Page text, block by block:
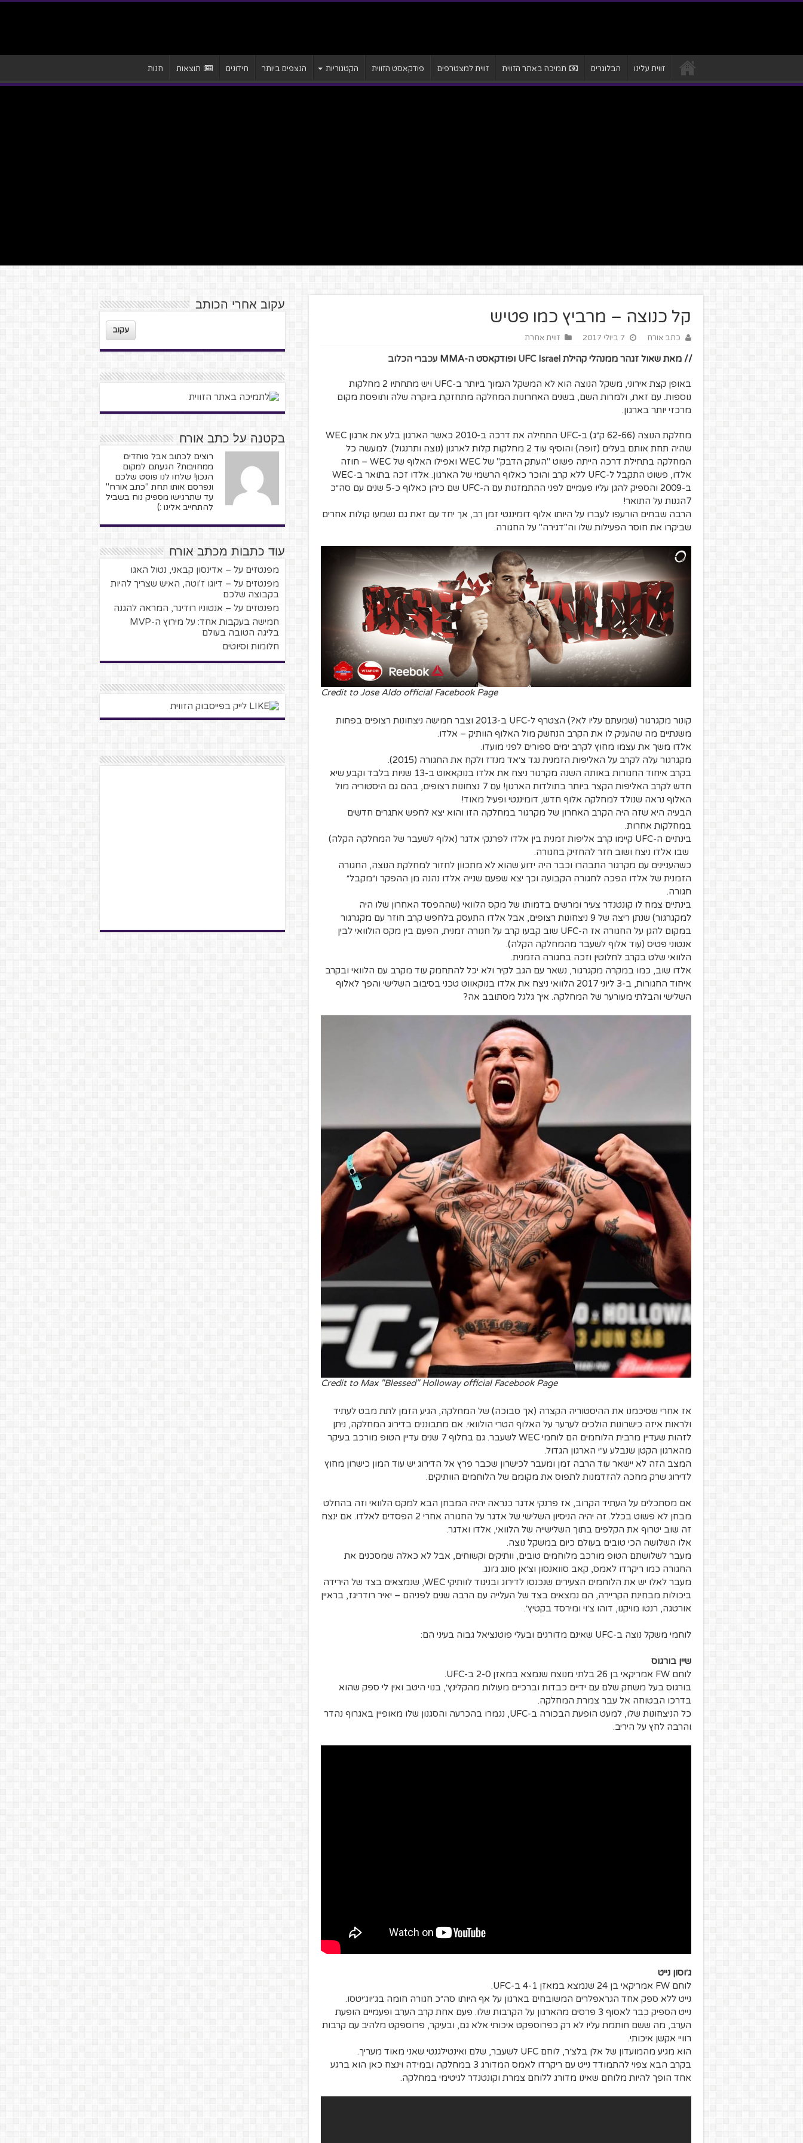
זווית עלינו הבלוגרים תמיכה באתר הזווית זווית למצטרפים פודקאסט הזווית הקטגוריות הנצפים ביותר חידונים תוצאות חנות
קל כנוצה – מרביץ כמו פטיש
כתב אורח 7 ביולי 2017 זווית אחרת
// מאת שאול זגהר ממנהלי קהילת UFC Israel ופודקאסט ה-MMA עכברי הכלוב
באופן קצת אירוני, משקל הנוצה הוא לא המשקל הנמוך ביותר ב-UFC ויש מתחתיו 2 מחלקות
נוספות. עם זאת, ולמרות השם, בשנים האחרונות המחלקה מתחזקת ביוקרה שלה ותופסת מקום
מרכזי יותר בארגון.
מחלקת הנוצה (62-66 ק״ג) ב-UFC התחילה את דרכה ב-2010 כאשר הארגון בלע את ארגון WEC
שהיה תחת אותם בעלים (זופה) והוסיף עוד 2 מחלקות קלות לארגון (נוצה ותרנגול).
למעשה כל
המחלקה בתחילת דרכה הייתה פשוט "העתק הדבק" של WEC ואפילו האלוף של WEC – חוזה
אלדו, פשוט התקבל ל-UFC ללא קרב והוכר כאלוף הרשמי של הארגון.
אלדו זכה בתואר ב-WEC
ב-2009 והספיק להגן עליו פעמיים לפני ההתמזגות עם ה-UFC שם כיהן כאלוף כ-5 שנים עם סה״כ
7הגנות על התואר!
הרבה שבחים הורעפו לעברו על היותו אלוף דומיננטי זמן רב, אך יחד עם זאת גם נשמעו קולות אחרים
שביקרו את חוסר הפעילות שלו וה"דגירה" על החגורה.
Credit to Jose Aldo official Facebook Page
קונור מקגרגור (שמעתם עליו לא?) הצטרף ל-UFC ב-2013 וצבר חמישה ניצחונות רצופים בפחות
משנתיים מה שהעניק לו את הקרב הנחשק מול האלוף הוותיק – אלדו.
אלדו משך את עצמו מחוץ לקרב ימים ספורים לפני מועדו.
מקגרגור עלה לקרב על האליפות הזמנית נגד צ׳אד מנדז ולקח את החגורה (2015).
בקרב איחוד החגורות באותה השנה מקרגור ניצח את אלדו בנוקאאוט ב-13 שניות בלבד וקבע שיא
חדש לקרב האליפות הקצר ביותר בתולדות הארגון! עם 7 נצחונות רצופים, בהם גם היסטוריה מול
האלוף נראה שנולד למחלקה אלוף חדש, דומיננטי ופעיל מאוד!
הבעיה היא שזה היה הקרב האחרון של מקרגור במחלקה הזו והוא יצא לחפש אתגרים חדשים
במחלקות אחרות.
בינתיים ה-UFC קיימו קרב אליפות זמנית בין אלדו לפרנקי אדגר (אלוף לשעבר של המחלקה הקלה)
שבו אלדו ניצח ושוב חזר להחזיק בחגורה.
כשהעניינים עם מקרגור התבהרו וכבר היה ידוע שהוא לא מתכוון לחזור למחלקת הנוצה, החגורה
הזמנית של אלדו הפכה לחגורה הקבועה וכך יצא שפעם שנייה אלדו נהנה מן ההפקר ו״מקבל״
חגורה.
בינתיים צמח לו קונטנדר צעיר ומרשים בדמותו של מקס הלוואי (שההפסד האחרון שלו היה
למקגרגור) שנתן ריצה של 9 ניצחונות רצופים, אבל אלדו התעסק בלחפש קרב חוזר עם מקגרגור
במקום להגן על החגורה אז ה-UFC שוב קבעו קרב על חגורה זמנית, הפעם בין מקס הולוואי לבין
אנטוני פטיס (עוד אלוף לשעבר מהמחלקה הקלה).
הלוואי שלט בקרב לחלוטין וזכה בחגורה הזמנית.
אלדו שוב, כמו במקרה מקגרגור, נשאר עם הגב לקיר ולא יכל להתחמק עוד מקרב עם הלוואי ובקרב
איחוד החגורות, ב-3 ליוני 2017 הלוואי ניצח את אלדו בנוקאווט טכני בסיבוב השלישי והפך לאלוף
השלישי והבלתי מעורער של המחלקה. איך גלגל מסתובב אה?
Credit to Max "Blessed" Holloway official Facebook Page
אז אחרי שסיכמנו את ההיסטוריה הקצרה (אך סבוכה) של המחלקה, הגיע הזמן לתת מבט לעתיד
ולראות איזה כישרונות הולכים לערער על האלוף הטרי הולוואי. אם מתבוננים בדירוג המחלקה, ניתן
לזהות שעדיין מרבית הלוחמים הם לוחמי WEC לשעבר.
גם בחלוף 7 שנים עדיין הטופ מורכב בעיקר
מהארגון הקטן שנבלע ע״י הארגון הגדול.
המצב הזה לא יישאר עוד הרבה זמן ומעבר לכישרון שכבר פרץ אל הדירוג יש עוד המון כישרון מחוץ
לדירוג שרק מחכה להזדמנות לתפוס את מקומם של הלוחמים הוותיקים.
אם מסתכלים על העתיד הקרוב, אז פרנקי אדגר כנראה יהיה המבחן הבא למקס הלוואי וזה בהחלט
מבחן לא פשוט בכלל. זה יהיה הניסיון השלישי של אדגר על החגורה אחרי 2 הפסדים לאלדו.
אם ינצח
זה שוב יטרוף את הקלפים בתוך השלישייה של הלוואי, אלדו ואדגר.
אלו השלושה הכי טובים בעולם כיום במשקל נוצה.
מעבר לשלושתם הטופ מורכב מלוחמים טובים, וותיקים וקשוחים, אבל לא כאלה שמסכנים את
החגורה כמו ריקרדו לאמס, קאב סוואנסון וצ׳אן סונג ג׳ונג.
מעבר לאלו יש את הלוחמים הצעירים שנכנסו לדירוג ובניגוד לוותיקי WEC, שנמצאים בצד של הירידה
ביכולות מבחינת הקריירה, הם נמצאים בצד של העלייה עם הרבה שנים לפניהם – יאיר רודריגז, בראיין
אורטגה, רנטו מויקנו, דוהו צ׳וי ומירסד בקטיץ׳.
לוחמי משקל נוצה ב-UFC שאינם מדורגים ובעלי פוטנציאל גבוה בעיני הם:
שיין בורגוס
לוחם FW אמריקאי בן 26 בלתי מנוצח שנמצא במאזן 2-0 ב-UFC.
בורגוס בעל משחק שלם עם ידיים כבדות וברכיים מעולות מהקלינץ׳, בנוי היטב ואין לי ספק שהוא
בדרכו הבטוחה אל עבר צמרת המחלקה.
כל הניצחונות שלו, למעט הופעת הבכורה ב-UFC, נגמרו בהכרעה והסגנון שלו מאופיין באגרוף נהדר
והרבה לחץ על היריב.
ג׳וסון נייט
לוחם FW אמריקאי בן 24 שנמצא במאזן 4-1 ב-UFC.
נייט ללא ספק אחד הגראפלרים המשובחים בארגון על אף היותו סה״כ חגורה חומה בג׳יוג׳יטסו.
נייט הספיק כבר לאסוף 3 פרסים מהארגון על הקרבות שלו. פעם אחת קרב הערב ופעמיים הופעת
הערב, מה ששם חותמת עליו לא רק כפרוספקט איכותי אלא גם, ובעיקר, פרוספקט מלהיב עם קרבות
רוויי אקשן איכותי.
הוא מגיע מהמועדון של אלן בלצ׳ר, לוחם UFC לשעבר, שלם ואינטילגנטי שאני מאוד מעריך.
בקרב הבא צפוי להתמודד נייט עם ריקרדו לאמס המדורג 3 במחלקה ובמידה וינצח כאן הוא ברגע
אחד הופך להיות מלוחם שאינו מדורג ללוחם צמרת וקונטנדר לגיטימי במחלקה.
עקוב אחרי הכותב
עקוב
בקטנה על כתב אורח
רוצים לכתוב אבל פוחדים
ממחויבות? הגעתם למקום
הנכון! שלחו לנו פוסט שלכם
ונפרסם אותו תחת "כתב אורח"
עד שתרגישו מספיק נוח בשביל
להתחייב אלינו :)
עוד כתבות מכתב אורח
מפנטזים על – אדינסון קבאני, נטול האגו
מפנטזים על – דיוגו ז'וטה, האיש שצריך להיות
בקבוצה שלכם
מפנטזים על – אנטוניו רודיגר, המראה להגנה
חמישה בעקבות אחד: על מירוץ ה-MVP
בליגה הטובה בעולם
חלומות וסיוטים